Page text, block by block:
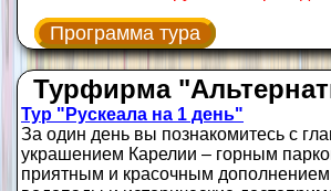
Программа тура
Турфирма
Тур "Рускеала на 1 день"
За один день вы познакомитесь с
украшением Карелии – горным
приятным и красочным дополнением